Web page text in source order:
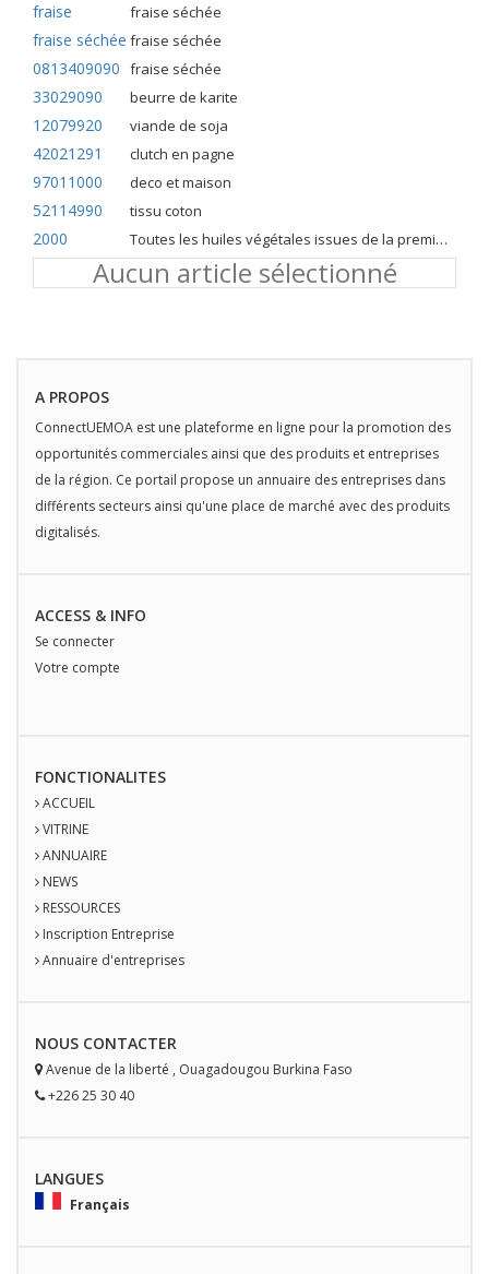
fraise fraise séchée
fraise séchée fraise séchée
0813409090 fraise séchée
33029090 beurre de karite
12079920 viande de soja
42021291 clutch en pagne
97011000 deco et maison
52114990 tissu coton
2000 Toutes les huiles végétales issues de la première pression à froid
Aucun article sélectionné
A PROPOS
ConnectUEMOA est une plateforme en ligne pour la promotion des
opportunités commerciales ainsi que des produits et entreprises
de la région. Ce portail propose un annuaire des entreprises dans
différents secteurs ainsi qu'une place de marché avec des produits
digitalisés.
ACCESS & INFO
Se connecter
Votre compte
FONCTIONALITES
ACCUEIL
VITRINE
ANNUAIRE
NEWS
RESSOURCES
Inscription Entreprise
Annuaire d'entreprises
NOUS CONTACTER
Avenue de la liberté , Ouagadougou Burkina Faso
+226 25 30 40
LANGUES
Français